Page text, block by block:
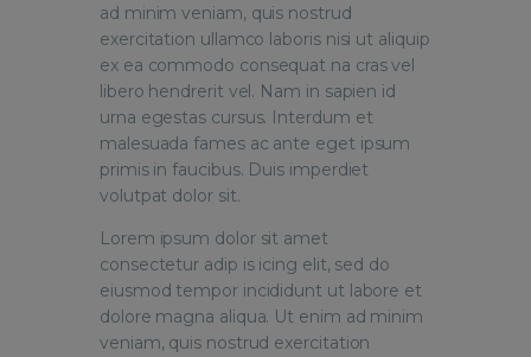
ad minim veniam, quis nostrud
exercitation ullamco laboris nisi ut aliquip
ex ea commodo consequat na cras vel
libero hendrerit vel. Nam in sapien id
urna egestas cursus. Interdum et
malesuada fames ac ante eget ipsum
primis in faucibus. Duis imperdiet
volutpat dolor sit.
Lorem ipsum dolor sit amet
consectetur adip is icing elit, sed do
eiusmod tempor incididunt ut labore et
dolore magna aliqua. Ut enim ad minim
veniam, quis nostrud exercitation